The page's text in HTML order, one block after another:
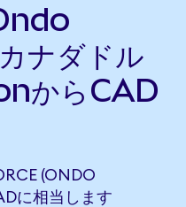
ナダドル
からCAD
(ONDO
に相当します